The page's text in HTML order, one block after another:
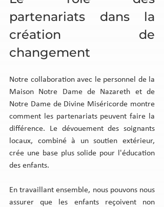
partenariats dans la
création de
changement
Notre collaboration avec le personnel de la
Maison Notre Dame de Nazareth et de
Notre Dame de Divine Miséricorde montre
comment les partenariats peuvent faire la
différence. Le dévouement des soignants
locaux, combiné à un soutien extérieur,
crée une base plus solide pour l'éducation
des enfants.
En travaillant ensemble, nous pouvons nous
assurer que les enfants reçoivent non